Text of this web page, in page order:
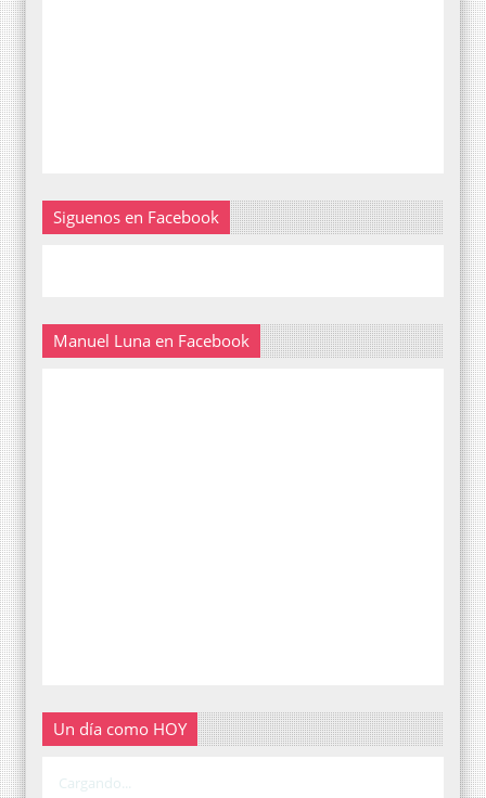
Siguenos en Facebook
Manuel Luna en Facebook
Un día como HOY
Cargando...